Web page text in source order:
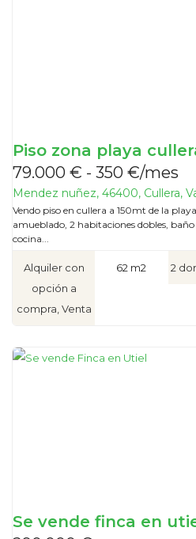
Piso zona playa
79.000 € - 350 €/mes
Mendez nuñez, 46400, Cullera,
Vendo piso en cullera a 150mt de la
amueblado, 2 habitaciones dobles,
cocina...
Alquiler con
opción a
compra, Venta
62 m2 2
Se vende finca en